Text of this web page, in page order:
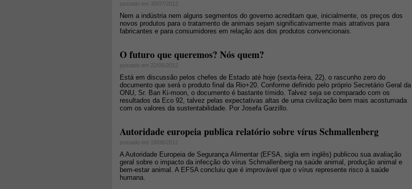
postado em 30/07/2012
Nem a indústria nem alguns segmentos do governo acreditam que, inicialmente, os preços dos
novos produtos para o tratamento de animais sejam significativamente mais atrativos para
fabricantes e para consumidores em relação aos dos produtos convencionais.
O futuro que queremos? Nós quem?
postado em 22/06/2012
Está em discussão pelos chefes de Estado até hoje (sexta-feira, 22), o rascunho zero do
documento que será o produto final da Rio+20. Conforme definido pelo próprio Secretário Geral da
ONU, Sr. Ban Ki-moon, o documento é bastante tímido. Talvez seja se comparado com os
resultados da Eco 92, talvez pelas expectativas altas de uma civilização bem mais acostumada
com os valores da sustentabilidade. Por Josefa Garzillo.
Autoridade europeia publica relatório sobre vírus Schmallenberg
postado em 18/06/2012
A Autoridade Europeia de Segurança Alimentar (EFSA, sigla em inglês) publicou sua avaliação
geral sobre o impacto da infecção do vírus Schmallenberg na saúde animal, produção animal e
bem-estar animal. A EFSA concluiu que é improvável que o vírus represente risco à saúde
humana.